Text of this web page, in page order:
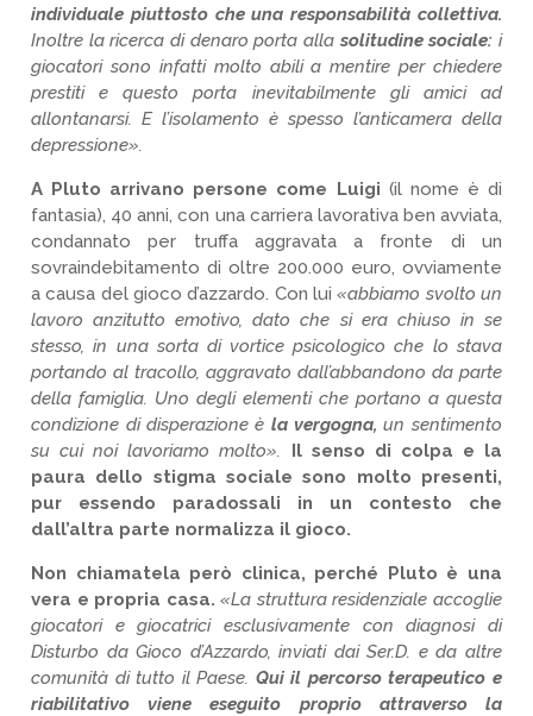
individuale piuttosto che una responsabilità collettiva.
Inoltre la ricerca di denaro porta allasolitudine sociale: i
giocatori sono infatti molto abili a mentire per chiedere
prestiti e questo porta inevitabilmente gli amici ad
allontanarsi. E l’isolamento è spesso l’anticamera della
depressione».
A Pluto arrivano persone come Luigi (il nome è di
fantasia), 40 anni, con una carriera lavorativa ben avviata,
condannato per truffa aggravata a fronte di un
sovraindebitamento di oltre 200.000 euro, ovviamente
a causa del gioco d’azzardo. Con lui«abbiamo svolto un
lavoro anzitutto emotivo, dato che si era chiuso in se
stesso, in una sorta di vortice psicologico che lo stava
portando al tracollo, aggravato dall’abbandono da parte
della famiglia. Uno degli elementi che portano a questa
condizione di disperazione è la vergogna,un sentimento
su cui noi lavoriamo molto».
Il senso di colpa e la
paura dello stigma sociale sono molto presenti,
pur essendo paradossali in un contesto che
dall’altra parte normalizza il gioco.
Non chiamatela però clinica, perché Pluto è una
vera e propria casa.«La struttura residenziale accoglie
giocatori e giocatrici esclusivamente con diagnosi di
Disturbo da Gioco d’Azzardo, inviati dai Ser.D. e da altre
comunità di tutto il Paese. Qui il percorso terapeutico e
riabilitativo viene eseguito proprio attraverso la